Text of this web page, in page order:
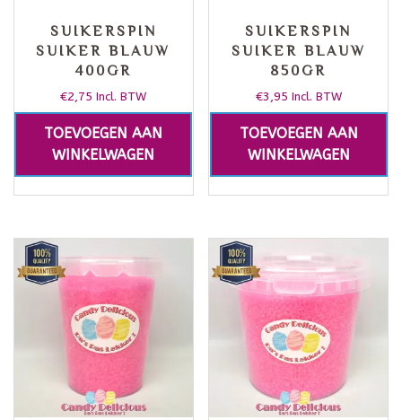
SUIKERSPIN
SUIKER BLAUW
400GR
€2,75 Incl. BTW
TOEVOEGEN AAN
WINKELWAGEN
SUIKERSPIN
SUIKER BLAUW
850GR
€3,95 Incl. BTW
TOEVOEGEN AAN
WINKELWAGEN